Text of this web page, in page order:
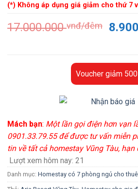
(*) Không áp dụng giá giảm cho thứ 7
17.000.000vnđ/đêm
Giá
đêm.
Voucher giảm
Mách bạn: Một lần gọi điện hơn vạn
0901.33.79.55 để được tư vấn miễn
tin về tất cả homestay Vũng Tàu,
Lượt xem hôm nay: 21
Danh mục: Homestay có 7 phòng ngủ cho thuê